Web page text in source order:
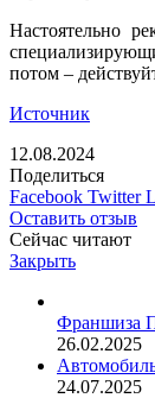
Настоятельно
потом –
Источник
12.08.2024
Поделиться
Facebook Twitter
Оставить отзыв
Сейчас читают
Закрыть
Франшиза
26.02.2025
24.07.2025